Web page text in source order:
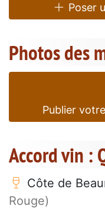
Poser
Photos des
Publier
Accord vin :
Côte de
Rouge)